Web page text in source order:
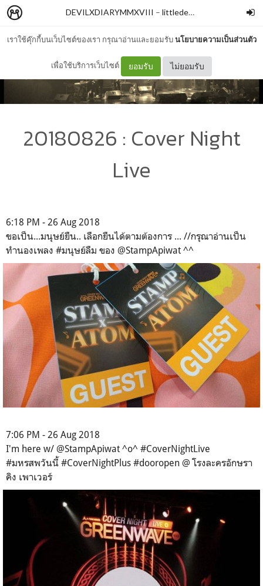
เราใช้คุ๊กกี้บนเว็บไซต์ของเรา กรุณาอ่านและยอมรับนโยบายความเป็นส่วนตัว
เพื่อใช้บริการเว็บไซต์ ยอมรับ ไม่ยอมรับ
DEVILXDIARYMMXVIII – littledevilxxx
20180826 : Cover Night
Live
6:18 PM - 26 Aug 2018
ขอเป็น...มนุษย์ยืน.. เลือกยืนได้ตามต้องการ ... //กรุณาอ่านเป็น
ทำนองเพลง #มนุษย์ลืม ของ @StampApiwat ^^
7:06 PM - 26 Aug 2018
I'm here w/ @StampApiwat ^o^ #CoverNightLive
#มหรสพวันนี้ #CoverNightPlus #dooropen @ โรงละครอักษรา
คิง เพาเวอร์